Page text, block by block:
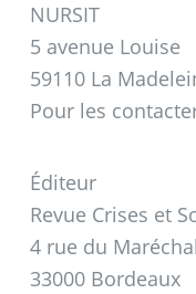
NURSIT
5 avenue Louise
59110 La
Pour les
Éditeur
Revue Crises et
4 rue du
33000 Bordeaux